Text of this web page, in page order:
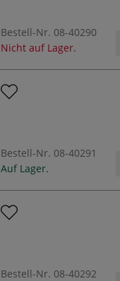
Bestell-Nr. 08-40290
Nicht auf Lager.
Bestell-Nr. 08-40291
Auf Lager.
Bestell-Nr. 08-40292